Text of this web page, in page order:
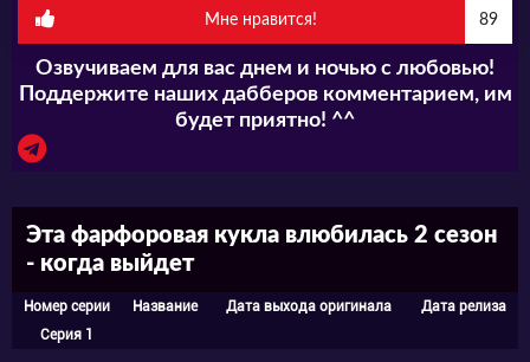
Мне нравится! 89
Озвучиваем для вас днем и ночью с любовью!
Поддержите наших дабберов комментарием, им
будет приятно! ^^
Эта фарфоровая кукла влюбилась 2 сезон
- когда выйдет
Номер серии Название Дата выхода оригинала
Дата релиза
Серия 1